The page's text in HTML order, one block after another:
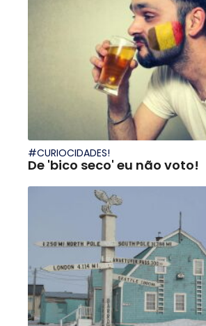
#CURIOCIDADES!
De 'bico seco' eu não voto!